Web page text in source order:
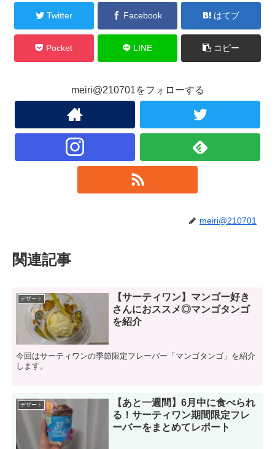
Twitter Facebook はてブ
Pocket LINE コピー
meiri@210701をフォローする
meiri@210701
関連記事
デザート
【サーティワン】マンゴー好き
さんにおススメ◎マンゴタンゴ
を紹介
今回はサーティワンの季節限定フレーバー「マンゴタンゴ」を紹介
します。
デザート
【あと一週間】6月中に食べられ
る！サーティワン期間限定フレ
ーバーをまとめてレポート